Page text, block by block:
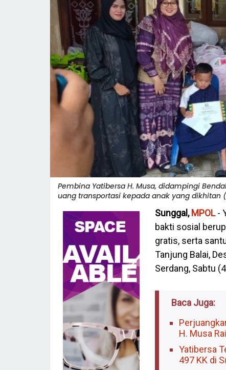
Pembina Yatibersa H. Musa, didampingi
uang transportasi kepada anak yang dikhitan
Sunggal, MPOL-
bakti sosial
gratis, serta
Tanjung Balai,
Serdang, Sabtu
Baca Juga:
H. Musa
Yatibersa
497 KK di